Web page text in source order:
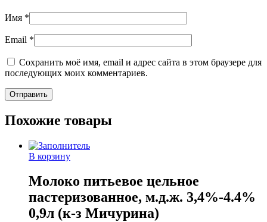
Имя *
Email *
Сохранить моё имя, email и адрес сайта в этом браузере для
последующих моих комментариев.
Похожие товары
В корзину
Молоко питьевое цельное
пастеризованное, м.д.ж. 3,4%-4.4%
0,9л (к-з Мичурина)